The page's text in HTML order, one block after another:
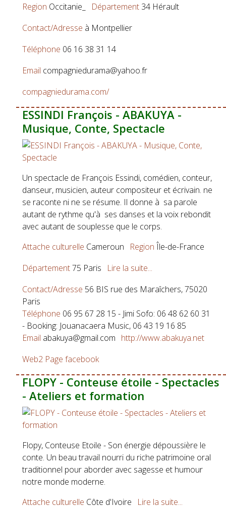
Region Occitanie_ Département 34 Hérault
Contact/Adresse à Montpellier
Téléphone 06 16 38 31 14
Email compagniedurama@yahoo.fr
compagniedurama.com/
ESSINDI François - ABAKUYA -
Musique, Conte, Spectacle
Un spectacle de François Essindi, comédien, conteur,
danseur, musicien, auteur compositeur et écrivain. ne
se raconte ni ne se résume. Il donne à sa parole
autant de rythme qu'à ses danses et la voix rebondit
avec autant de souplesse que le corps.
Attache culturelle Cameroun Region Île-de-France
Département75 Paris
Contact/Adresse 56 BIS rue des Maraîchers, 75020
Paris
Téléphone 06 95 67 28 15 - Jimi Sofo: 06 48 62 60 31
- Booking: Jouanacaera Music, 06 43 19 16 85
Email abakuya@gmail.com http://www.abakuya.net
Web2 Page facebook
Lire la suite...
FLOPY - Conteuse étoile - Spectacles
- Ateliers et formation
Flopy, Conteuse Etoile - Son énergie dépoussière le
conte. Un beau travail nourri du riche patrimoine oral
traditionnel pour aborder avec sagesse et humour
notre monde moderne.
Attache culturelle Côte d'Ivoire
Lire la suite...